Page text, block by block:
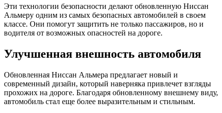
Эти технологии безопасности делают обновленную Ниссан
Альмеру одним из самых безопасных автомобилей в своем
классе. Они помогут защитить не только пассажиров, но и
водителя от возможных опасностей на дороге.
Улучшенная внешность автомобиля
Обновленная Ниссан Альмера предлагает новый и
современный дизайн, который наверняка привлечет взгляды
прохожих на дороге. Благодаря обновленному внешнему виду,
автомобиль стал еще более выразительным и стильным.